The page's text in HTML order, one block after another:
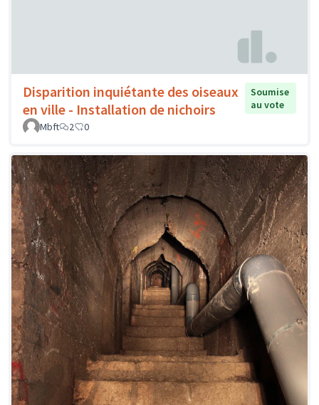
Disparition inquiétante des oiseaux
en ville - Installation de nichoirs
Soumise
au vote
Mbft
2 0